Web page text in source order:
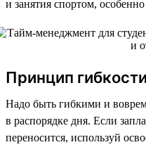
и занятия спортом,
Принцип гибкости
Надо быть гибкими и
в распорядке дня. Если
переносится, используй